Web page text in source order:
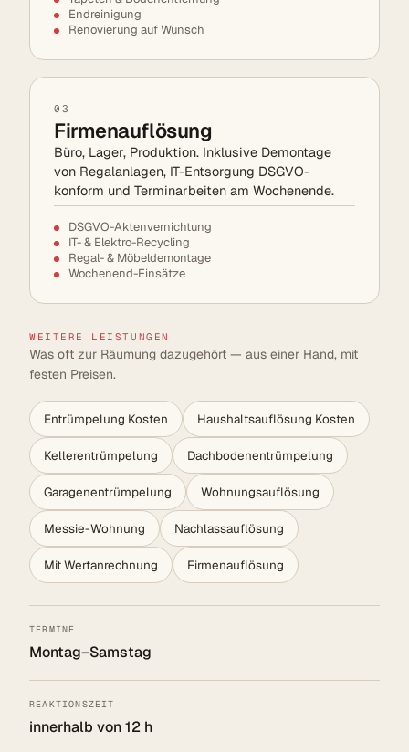
Endreinigung
Renovierung auf Wunsch
03
Firmenauflösung
Büro, Lager, Produktion. Inklusive Demontage
von Regalanlagen, IT-Entsorgung DSGVO-
konform und Terminarbeiten am Wochenende.
DSGVO-Aktenvernichtung
IT- & Elektro-Recycling
Regal- & Möbeldemontage
Wochenend-Einsätze
WEITERE LEISTUNGEN
Was oft zur Räumung dazugehört — aus einer Hand, mit
festen Preisen.
Entrümpelung Kosten Haushaltsauflösung Kosten
Kellerentrümpelung Dachbodenentrümpelung
Garagenentrümpelung Wohnungsauflösung
Messie-Wohnung Nachlassauflösung
Mit Wertanrechnung Firmenauflösung
TERMINE
Montag–Samstag
REAKTIONSZEIT
innerhalb von 12 h